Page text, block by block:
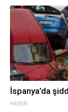
HABER
İspanya’da